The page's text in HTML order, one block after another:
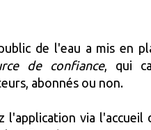
de l'eau a mis en
de confiance, qui
abonnés ou non.
l'application via l'accueil